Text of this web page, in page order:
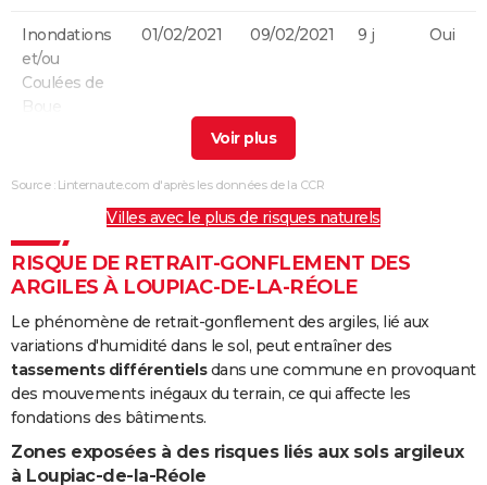
Inondations
et/ou
Coulées de
Boue
01/02/2021 09/02/2021 9 j Oui
et/ou
24/01/2009 27/01/2009
Chocs
Mécaniques
liés à l'action
des Vagues
24/01/2009 27/01/2009 4 j
Inondations
et/ou
Boue
25/12/1999 29/12/1999 5 j
Source : Linternaute.com d'après les données de la CCR
Villes avec le plus de risques naturels
RISQUE DE RETRAIT-GONFLEMENT DES
ARGILES À LOUPIAC-DE-LA-RÉOLE
Le phénomène de retrait-gonflement des argiles, lié aux
variations d'humidité dans le sol, peut entraîner des
tassements différentielsdans une commune en provoquant
des mouvements inégaux du terrain, ce qui affecte les
fondations des bâtiments.
Zones exposées à des risques liés aux sols argileux
à Loupiac-de-la-Réole